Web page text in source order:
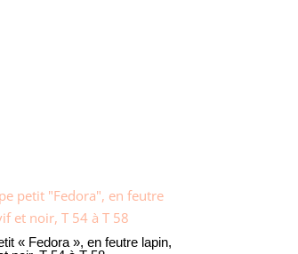
« Fedora », en feutre lapin,